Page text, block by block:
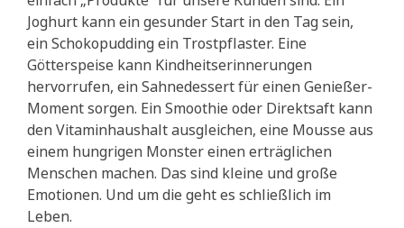
Joghurt kann ein gesunder Start in den Tag sein,
ein Schokopudding ein Trostpflaster. Eine
Götterspeise kann Kindheitserinnerungen
hervorrufen, ein Sahnedessert für einen Genießer-
Moment sorgen. Ein Smoothie oder Direktsaft kann
den Vitaminhaushalt ausgleichen, eine Mousse aus
einem hungrigen Monster einen erträglichen
Menschen machen. Das sind kleine und große
Emotionen. Und um die geht es schließlich im
Leben.